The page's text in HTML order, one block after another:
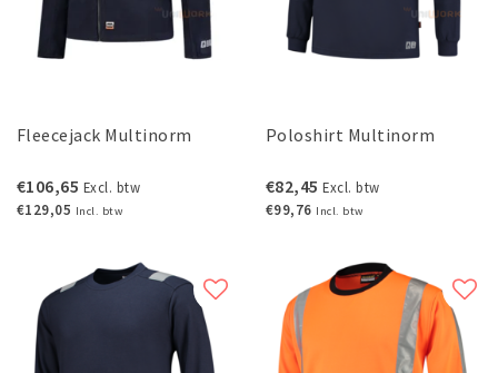
Fleecejack Multinorm
€106,65 Excl. btw
€129,05 Incl. btw
Poloshirt Multinorm
€82,45 Excl. btw
€99,76 Incl. btw